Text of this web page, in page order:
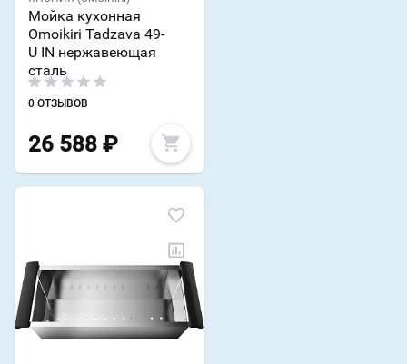
Мойка кухонная
Omoikiri Tadzava 49-
U IN нержавеющая
сталь
0 ОТЗЫВОВ
26 588 ₽